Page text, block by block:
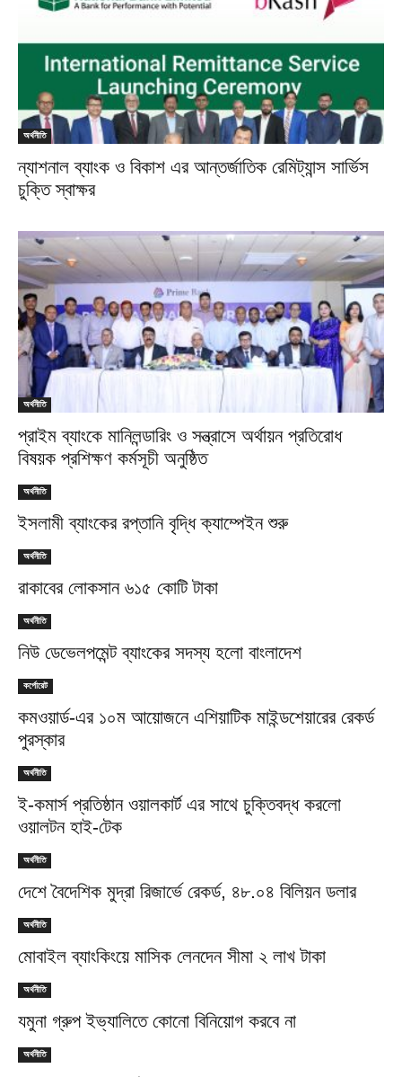
অর্থনীতি
ন্যাশনাল ব্যাংক ও বিকাশ এর আন্তর্জাতিক রেমিট্যান্স সার্ভিস
চুক্তি স্বাক্ষর
অর্থনীতি
প্রাইম ব্যাংকে মানিলন্ডারিং ও সন্ত্রাসে অর্থায়ন প্রতিরোধ
বিষয়ক প্রশিক্ষণ কর্মসূচী অনুষ্ঠিত
অর্থনীতি
ইসলামী ব্যাংকের রপ্তানি বৃদ্ধি ক্যাম্পেইন শুরু
অর্থনীতি
রাকাবের লোকসান ৬১৫ কোটি টাকা
অর্থনীতি
নিউ ডেভেলপমেন্ট ব্যাংকের সদস্য হলো বাংলাদেশ
কর্পোরেট
কমওয়ার্ড-এর ১০ম আয়োজনে এশিয়াটিক মাইন্ডশেয়ারের রেকর্ড
পুরস্কার
অর্থনীতি
ই-কমার্স প্রতিষ্ঠান ওয়ালকার্ট এর সাথে চুক্তিবদ্ধ করলো
ওয়ালটন হাই-টেক
অর্থনীতি
দেশে বৈদেশিক মুদ্রা রিজার্ভে রেকর্ড, ৪৮.০৪ বিলিয়ন ডলার
অর্থনীতি
মোবাইল ব্যাংকিংয়ে মাসিক লেনদেন সীমা ২ লাখ টাকা
অর্থনীতি
যমুনা গ্রুপ ইভ্যালিতে কোনো বিনিয়োগ করবে না
অর্থনীতি